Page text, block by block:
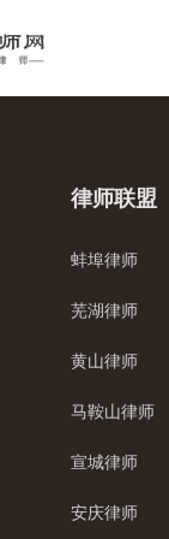
律师联盟
蚌埠律师
芜湖律师
黄山律师
马鞍山律师
宣城律师
安庆律师